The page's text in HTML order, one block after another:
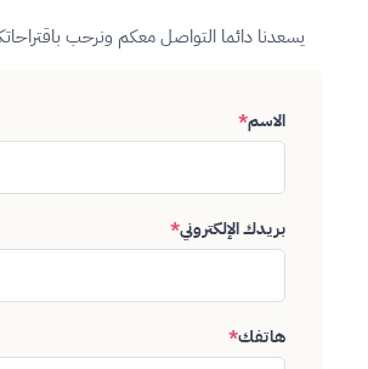
يسعدنا دائما التواصل معكم ونرحب
الاسم*
بريدك الإلكتروني*
هاتفك*